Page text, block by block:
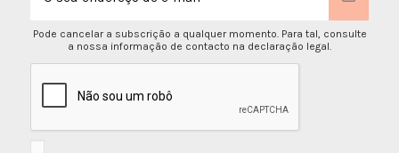
Pode cancelar a subscrição a qualquer momento. Para tal, consulte
a nossa informação de contacto na declaração legal.